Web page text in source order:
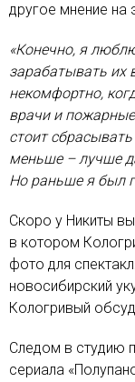
другое мнение на
«Конечно, я
зарабатывать их
некомфортно,
врачи и
стоит
меньше – лучше
Но раньше я был
Скоро у Никиты
в котором
фото для
новосибирский
Кологривый
Следом в студию
сериала